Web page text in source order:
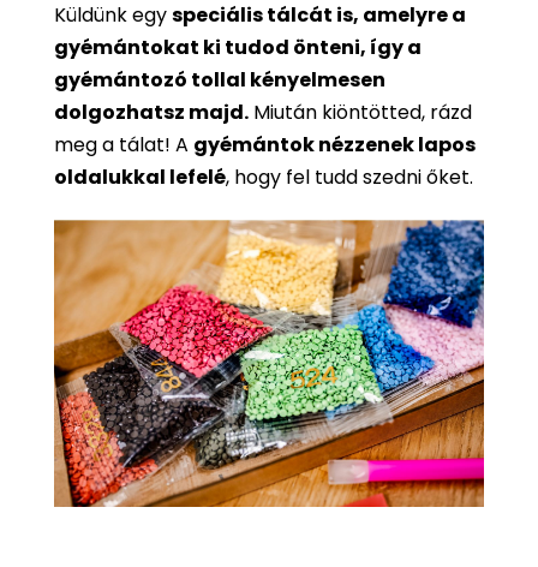
Küldünk egyspeciális tálcát is, amelyre a
gyémántokat ki tudod önteni, így a
gyémántozó tollal kényelmesen
dolgozhatsz majd. Miután kiöntötted, rázd
meg a tálat! A gyémántok nézzenek lapos
oldalukkal lefelé, hogy fel tudd szedni őket.